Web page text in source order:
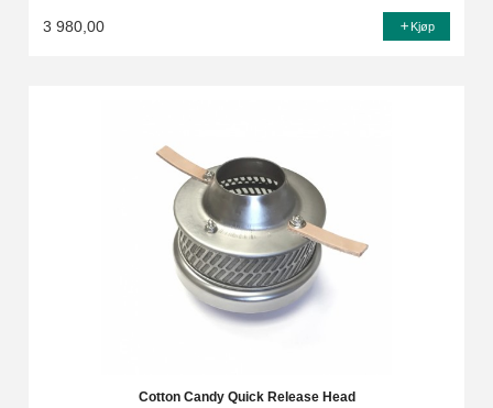
3 980,00 Kjøp
Cotton Candy Quick Release Head